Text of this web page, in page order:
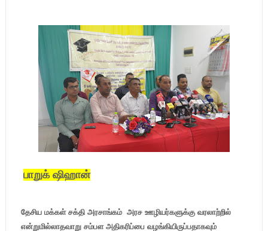
பாறுக் ஷிஹான்
தேசிய மக்கள் சக்தி அரசாங்கம் அரச ஊழியர்களுக்கு வரலாற்றில்
என்றுமில்லாதவாறு சம்பள அதிகரிப்பை வழங்கியிருப்பதாகவும்